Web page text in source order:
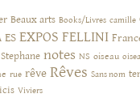
Beaux arts Books/Livres camille
ES EXPOS FELLINI
notes NS oiseau
rue rêve Rêves Sans nom
Viviers